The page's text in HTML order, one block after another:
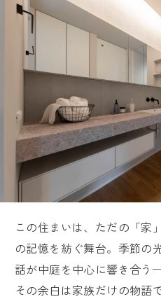
この住まいは、ただの「家
の記憶を紡ぐ舞台。季節の
話が中庭を中心に響き合う
その余白は家族だけの物語